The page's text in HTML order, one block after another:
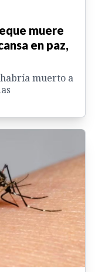
muere
en paz,
muerto a